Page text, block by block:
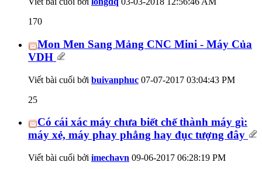
170
Mon Men Sang Mảng CNC Mini - Máy Của
VDH
Viết bài cuối bởi buivanphuc 07-07-2017 03:04:43 PM
25
Có cái xác máy chưa biết chế thành máy gì:
máy xẻ, máy phay phẳng hay đục tượng đây
Viết bài cuối bởi imechavn 09-06-2017 06:28:19 PM